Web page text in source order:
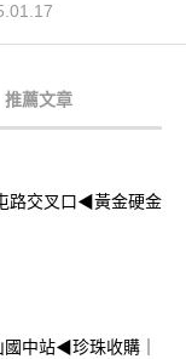
推薦文章
路交叉口◀黃金硬金
中站◀珍珠收購｜